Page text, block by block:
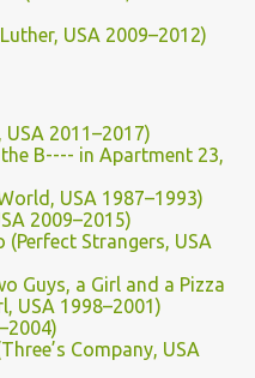
USA 2009–2012)
2011–2017)
B---- in Apartment 23,
USA 1987–1993)
2009–2015)
(Perfect Strangers, USA
Guys, a Girl and a Pizza
USA 1998–2001)
Company, USA